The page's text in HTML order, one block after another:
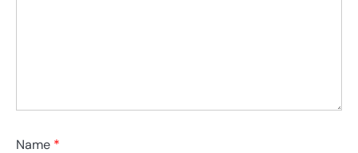
Name *